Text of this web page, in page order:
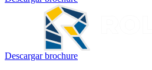
Descargar brochure